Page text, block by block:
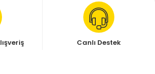
Canlı Destek